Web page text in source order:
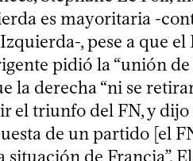
es mayoritaria -
, pese a que el
pidió la “unión de
la derecha “ni se
el triunfo del FN, y dijo
de un partido [el
de Francia”.